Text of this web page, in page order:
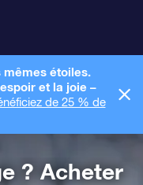
mêmes étoiles.
et la joie –
de 25 % de
? Acheter